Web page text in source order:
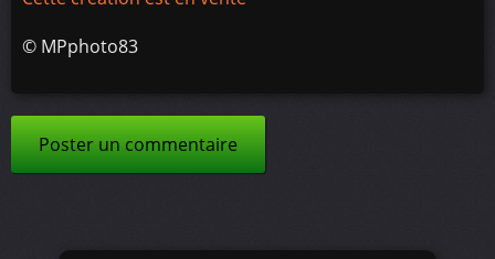
© MPphoto83
Poster un commentaire